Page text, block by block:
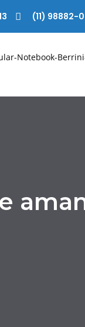
(11) 98882-